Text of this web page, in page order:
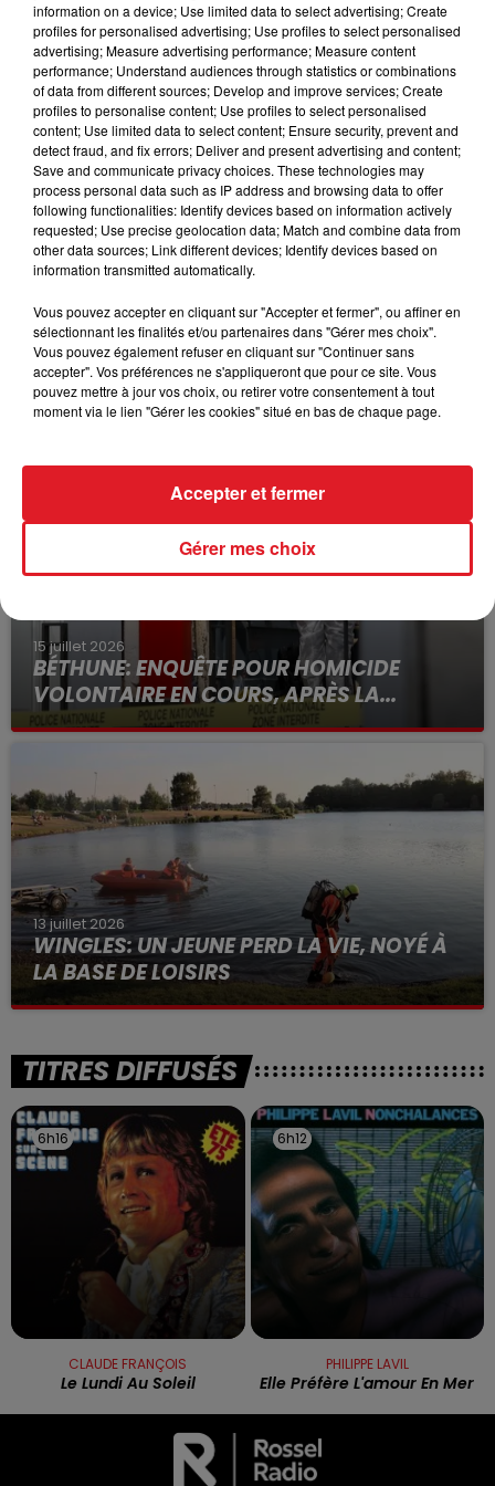
escient, où elle a souvent fait l'arrivée. M Abrivard
avait plusieurs drives dans ce quinté, il a choisi
celle-ci. C'est un signe
7 ESCAPADE: Vient de battre son record dans un
récent quinté, en finissant 4 éme. Elle est surla
bonne voie à l'heure actuelle et ne sera pas à
négliger pour la 4/5 éme place.
*****************************
En direct des pistes :
HERMES GRIFF
15 juillet 2026
BÉTHUNE: ENQUÊTE POUR HOMICIDE
VOLONTAIRE EN COURS, APRÈS LA...
Selon les premiers éléments, le logement servait
13 juillet 2026
WINGLES: UN JEUNE PERD LA VIE, NOYÉ À
LA BASE DE LOISIRS
La victime a coulé à pic
TITRES DIFFUSÉS
6h16
6h16
CLAUDE FRANÇOIS
Le Lundi Au Soleil
6h12
6h12
PHILIPPE LAVIL
Elle Préfère L'amour En Mer
information on a device; Use limited data to select advertising; Create
profiles for personalised advertising; Use profiles to select personalised
advertising; Measure advertising performance; Measure content
performance; Understand audiences through statistics or combinations
of data from different sources; Develop and improve services; Create
profiles to personalise content; Use profiles to select personalised
content; Use limited data to select content; Ensure security, prevent and
detect fraud, and fix errors; Deliver and present advertising and content;
Save and communicate privacy choices. These technologies may
process personal data such as IP address and browsing data to offer
following functionalities: Identify devices based on information actively
requested; Use precise geolocation data; Match and combine data from
other data sources; Link different devices; Identify devices based on
information transmitted automatically.
Vous pouvez accepter en cliquant sur "Accepter et fermer", ou affiner en
sélectionnant les finalités et/ou partenaires dans "Gérer mes choix".
Vous pouvez également refuser en cliquant sur "Continuer sans
accepter". Vos préférences ne s'appliqueront que pour ce site. Vous
pouvez mettre à jour vos choix, ou retirer votre consentement à tout
moment via le lien "Gérer les cookies" situé en bas de chaque page.
Gérer mes choix
Accepter et fermer